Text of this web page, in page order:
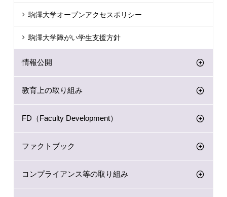
駒澤大学オープンアクセスポリシー
駒澤大学障がい学生支援方針
情報公開
教育上の取り組み
FD（Faculty Development）
ファクトブック
コンプライアンス等の取り組み